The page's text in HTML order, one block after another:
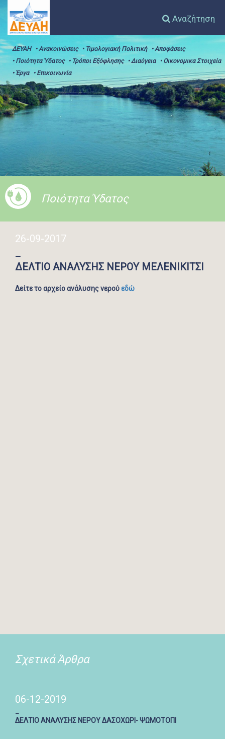
Αναζήτηση
ΔΕΥΑΗ • Ανακοινώσεις • Τιμολογιακή Πολιτική
• Αποφάσεις
• Ποιότητα Ύδατος
• Τρόποι Εξόφλησης • Διαύγεια
• Οικονομικα Στοιχεία
• Έργα
• Επικοινωνία
Ποιότητα Ύδατος
26-09-2017
_
ΔΕΛΤΙΟ ΑΝΑΛΥΣΗΣ ΝΕΡΟΥ ΜΕΛΕΝΙΚΙΤΣΙ
Δείτε το αρχείο ανάλυσης νερούεδώ
Σχετικά Άρθρα
06-12-2019
ΔΕΛΤΙΟ ΑΝΑΛΥΣΗΣ ΝΕΡΟΥ ΔΑΣΟΧΩΡΙ- ΨΩΜΟΤΟΠΙ